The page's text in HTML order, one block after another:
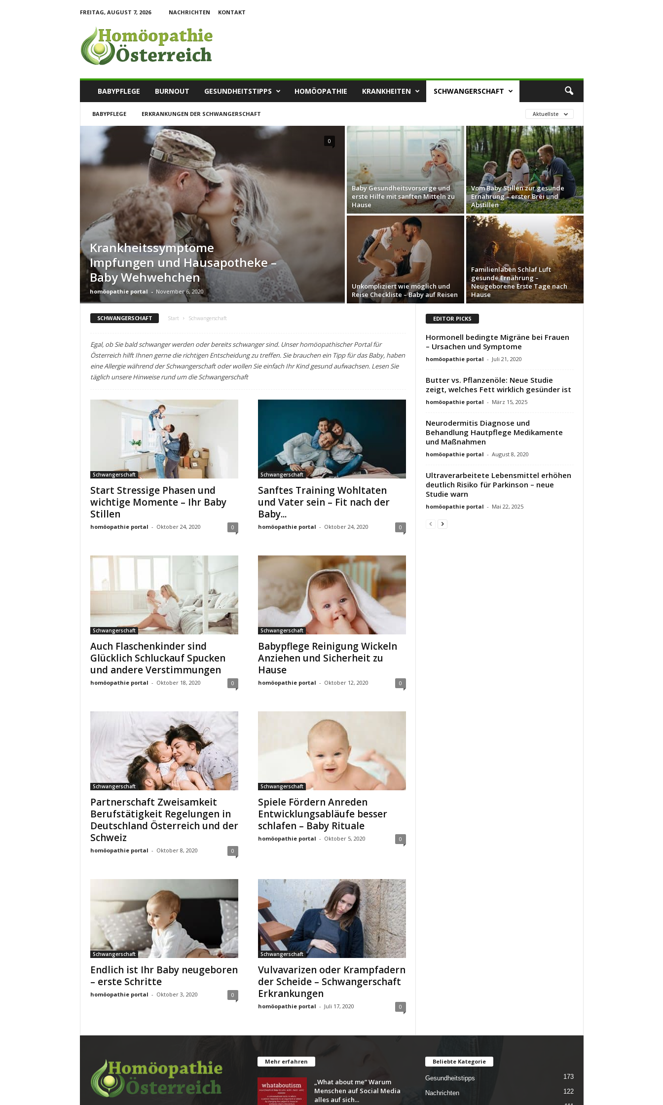
FREITAG, AUGUST 7, 2026 NACHRICHTEN
KONTAKT
m
o
i
n
o
n
BABYPFLEGE BURNOUT GESUNDHEITSTIPPS HOMÖOPATHIE KRANKHEITEN SCHWANGERSCHAFT
BABYPFLEGE ERKRANKUNGEN DER SCHWANGERSCHAFT Aktuellste
Krankheitssymptome
Impfungen und Hausapotheke –
Baby Wehwehchen
homöopathie portal - November 6, 2020
0
Baby Gesundheitsvorsorge und
erste Hilfe mit sanften Mitteln zu
Hause
Vom Baby Stillen zur gesunde
Ernährung – erster Brei und
Abstillen
Unkompliziert wie möglich und
Reise Checkliste – Baby auf Reisen
Familienlaben Schlaf Luft
gesunde Ernährung –
Neugeborene Erste Tage nach
Hause
SCHWANGERSCHAFT Start Schwangerschaft
Egal, ob Sie bald schwanger werden oder bereits schwanger sind. Unser homöopathischer Portal für
Österreich hilft Ihnen gerne die richtigen Entscheidung zu treffen. Sie brauchen ein Tipp für das Baby, haben
eine Allergie während der Schwangerschaft oder wollen Sie einfach Ihr Kind gesund aufwachsen. Lesen Sie
täglich unsere Hinweise rund um die Schwangerschaft
Schwangerschaft
Start Stressige Phasen und
wichtige Momente – Ihr Baby
Stillen
homöopathie portal - Oktober 24, 2020 0
Schwangerschaft
Sanftes Training Wohltaten
und Vater sein – Fit nach der
Baby...
homöopathie portal - Oktober 24, 2020 0
Schwangerschaft
Auch Flaschenkinder sind
Glücklich Schluckauf Spucken
und andere Verstimmungen
homöopathie portal - Oktober 18, 2020 0
Schwangerschaft
Babypflege Reinigung Wickeln
Anziehen und Sicherheit zu
Hause
homöopathie portal - Oktober 12, 2020 0
Schwangerschaft
Partnerschaft Zweisamkeit
Berufstätigkeit Regelungen in
Deutschland Österreich und der
Schweiz
homöopathie portal - Oktober 8, 2020 0
Schwangerschaft
Spiele Fördern Anreden
Entwicklungsabläufe besser
schlafen – Baby Rituale
homöopathie portal - Oktober 5, 2020 0
Schwangerschaft
Endlich ist Ihr Baby neugeboren
– erste Schritte
homöopathie portal - Oktober 3, 2020 0
Schwangerschaft
Vulvavarizen oder Krampfadern
der Scheide – Schwangerschaft
Erkrankungen
homöopathie portal - Juli 17, 2020 0
EDITOR PICKS
Hormonell bedingte Migräne bei Frauen
– Ursachen und Symptome
homöopathie portal - Juli 21, 2020
Butter vs. Pflanzenöle: Neue Studie
zeigt, welches Fett wirklich gesünder ist
homöopathie portal - März 15, 2025
Neurodermitis Diagnose und
Behandlung Hautpflege Medikamente
und Maßnahmen
homöopathie portal - August 8, 2020
Ultraverarbeitete Lebensmittel erhöhen
deutlich Risiko für Parkinson – neue
Studie warn
homöopathie portal - Mai 22, 2025
Mehr erfahren
„What about me“ Warum
Menschen auf Social Media
alles auf sich...
Beliebte Kategorie
Gesundheitstipps 173
Nachrichten 122